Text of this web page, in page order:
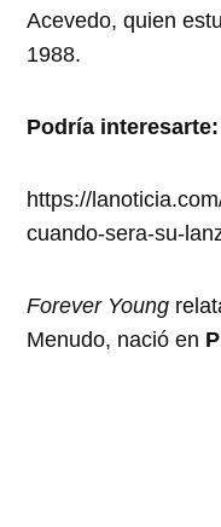
Acevedo, quien
1988.
Podría interesarte:
https://
cuando-sera-su-
Forever Young
Menudo, nació en